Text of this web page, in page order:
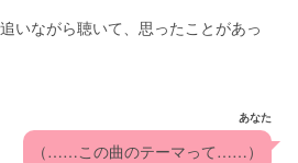
いながら聴いて、思ったことがあっ
あなた
（……この曲のテーマって……）